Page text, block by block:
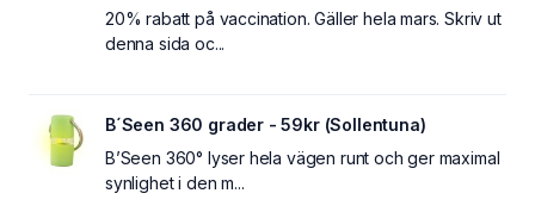
20% rabatt på vaccination. Gäller hela mars. Skriv ut
denna sida oc...
B´Seen 360 grader - 59kr (Sollentuna)
B’Seen 360° lyser hela vägen runt och ger maximal
synlighet i den m...